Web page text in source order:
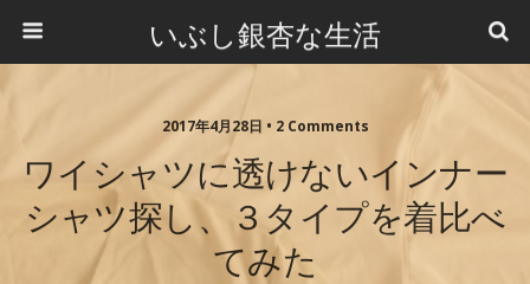
いぶし銀杏な生活
2017年4月28日 • 2 Comments
ワイシャツに透けないインナー
シャツ探し、３タイプを着比べ
てみた